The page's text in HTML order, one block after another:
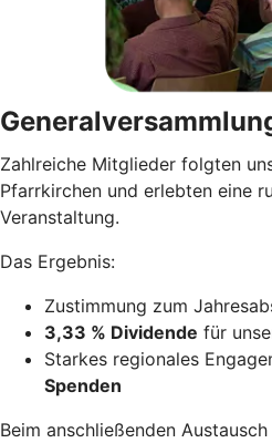
Zahlreiche Mitglieder folgten
Pfarrkirchen und erlebten eine
Veranstaltung.
Das Ergebnis:
Zustimmung zum
3,33 % Dividende für
Starkes regionales
Spenden
Beim anschließenden